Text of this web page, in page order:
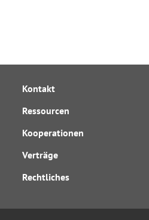
Kontakt
Ressourcen
Kooperationen
Verträge
Rechtliches